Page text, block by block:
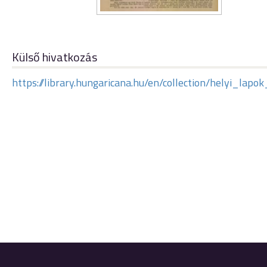
Külső hivatkozás
https://library.hungaricana.hu/en/collection/